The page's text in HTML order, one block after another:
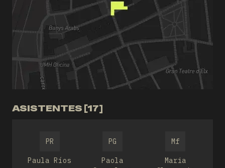
ASISTENTES [17]
PR
Paula Ríos
PG
Paola
Mf
Maria